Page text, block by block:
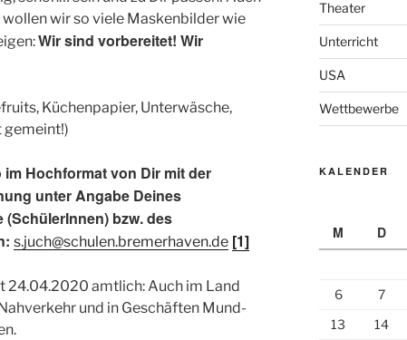
wir so viele Maskenbilder wie
Wir sind vorbereitet! Wir
Küchenpapier, Unterwäsche,
gemeint!)
Hochformat von Dir mit der
unter Angabe Deines
bzw. des
s.juch@schulen.bremerhaven.de [1]
24.04.2020 amtlich: Auch im Land
und in Geschäften Mund-
Theater
Unterricht
USA
Wettbewerbe
KALENDER
M D
6
7
13
14